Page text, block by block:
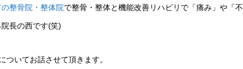
整骨院・整体院で整骨・整体と機能改善リハビリで「痛み」や「不
長の西です(笑)
ついてお話させて頂きます。